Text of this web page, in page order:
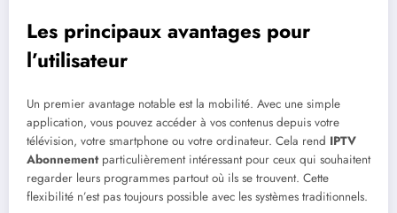
Les principaux avantages pour
l’utilisateur
Un premier avantage notable est la mobilité. Avec une simple
application, vous pouvez accéder à vos contenus depuis votre
télévision, votre smartphone ou votre ordinateur. Cela rend IPTV
Abonnementparticulièrement intéressant pour ceux qui souhaitent
regarder leurs programmes partout où ils se trouvent. Cette
flexibilité n’est pas toujours possible avec les systèmes traditionnels.